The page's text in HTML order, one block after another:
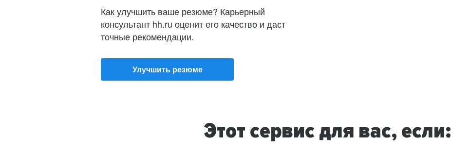
Как улучшить ваше резюме? Карьерный
консультант hh.ru оценит его качество и даст
точные рекомендации.
Улучшить резюме
Этот сервис для вас, если: